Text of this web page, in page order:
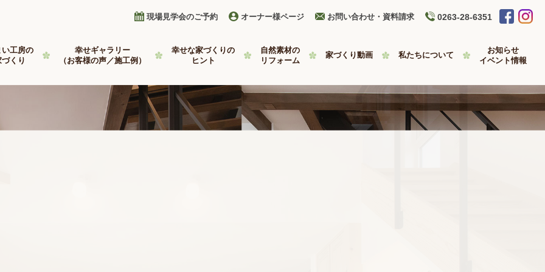
現場見学会のご予約 オーナー様ページ お問い合わせ・資料請求 0263-28-6351
い工房の
づくり
幸せギャラリー
（お客様の声／施工例）
幸せな家づくりの
ヒント
自然素材の
リフォーム
家づくり動画 私たちについて
お知らせ
イベント情報